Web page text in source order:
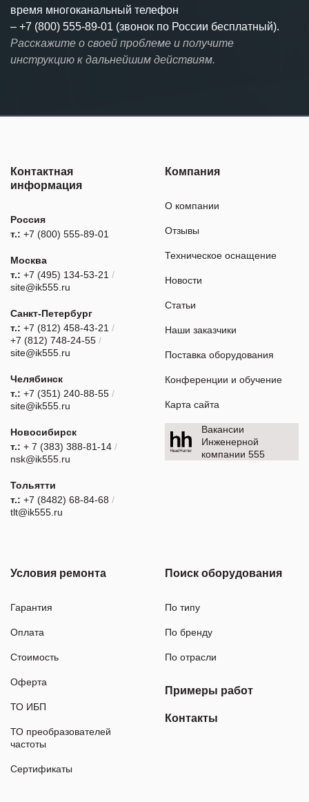
время многоканальный телефон
– +7 (800) 555-89-01 (звонок по России бесплатный).
Расскажите о своей проблеме и получите
инструкцию к дальнейшим действиям.
Контактная
информация
Россия
т.: +7 (800) 555-89-01
Москва
т.: +7 (495) 134-53-21 /
site@ik555.ru
Санкт-Петербург
т.: +7 (812) 458-43-21 /
+7 (812) 748-24-55 /
site@ik555.ru
Челябинск
т.: +7 (351) 240-88-55 /
site@ik555.ru
Новосибирск
т.: + 7 (383) 388-81-14 /
nsk@ik555.ru
Тольятти
т.: +7 (8482) 68-84-68 /
tlt@ik555.ru
Компания
О компании
Отзывы
Техническое оснащение
Новости
Статьи
Наши заказчики
Поставка оборудования
Конференции и обучение
Карта сайта
Вакансии
Инженерной
компании 555
Условия ремонта
Гарантия
Оплата
Стоимость
Оферта
ТО ИБП
ТО преобразователей
частоты
Сертификаты
Поиск оборудования
По типу
По бренду
По отрасли
Примеры работ
Контакты